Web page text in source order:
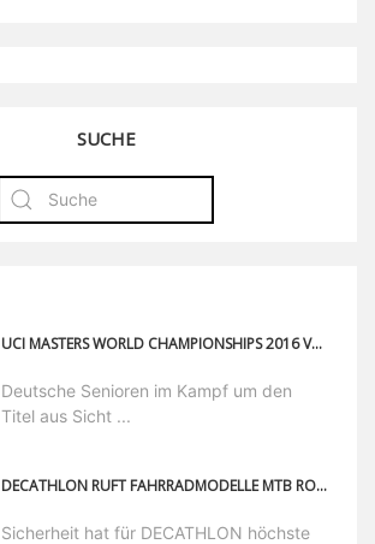
SUCHE
UCI MASTERS WORLD CHAMPIONSHIPS 2016 VAL DI SOLE
Deutsche Senioren im Kampf um den
Titel aus Sicht ...
DECATHLON RUFT FAHRRADMODELLE MTB ROCKRIDER 540 UND MTB ROCKRIDER 520 ZURÜCK!
Sicherheit hat für DECATHLON höchste